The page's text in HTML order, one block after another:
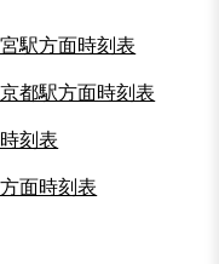
駅方面時刻表
都駅方面時刻表
刻表
面時刻表